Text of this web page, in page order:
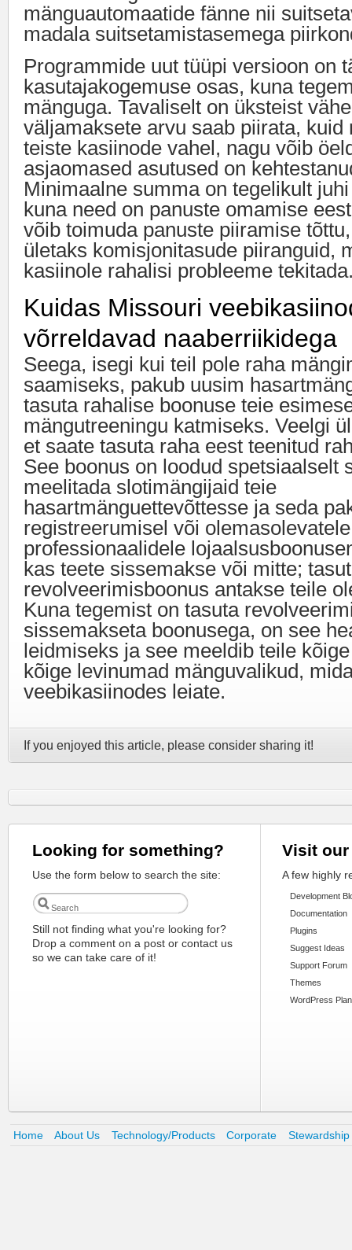
mänguautomaatide fänne nii
madala suitsetamistasemega
Programmide uut tüüpi versioon on
kasutajakogemuse osas, kuna
mänguga. Tavaliselt on üksteist
väljamaksete arvu saab piirata, kuid
teiste kasiinode vahel, nagu võib
asjaomased asutused on
Minimaalne summa on tegelikult
kuna need on panuste omamise
võib toimuda panuste piiramise
ületaks komisjonitasude piiranguid,
kasiinole rahalisi probleeme
Kuidas Missouri
võrreldavad naaberriikidega
Seega, isegi kui teil pole raha
saamiseks, pakub uusim
tasuta rahalise boonuse teie
mängutreeningu katmiseks. Veelgi
et saate tasuta raha eest teenitud
See boonus on loodud spetsiaalselt
meelitada slotimängijaid teie
hasartmänguettevõttesse ja seda
registreerumisel või olemasolevatele
professionaalidele
kas teete sissemakse või mitte;
revolveerimisboonus antakse teile
Kuna tegemist on tasuta
sissemakseta boonusega, on see
leidmiseks ja see meeldib teile
kõige levinumad mänguvalikud,
veebikasiinodes leiate.
If you enjoyed this article, please consider sharing it!
Looking for something?
Use the form below to search the site:
Still not finding what you're looking for?
Drop a comment on a post or contact us
so we can take care of it!
Visit
A few highly
Development
Documentation
Plugins
Suggest Ideas
Support Forum
Themes
WordPress
Home About Us Technology/Products Corporate Stewardship